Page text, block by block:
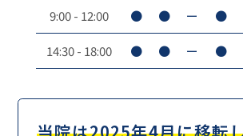
9:00 - 12:00 ● ● ー ●
14:30 - 18:00 ● ● ー ●